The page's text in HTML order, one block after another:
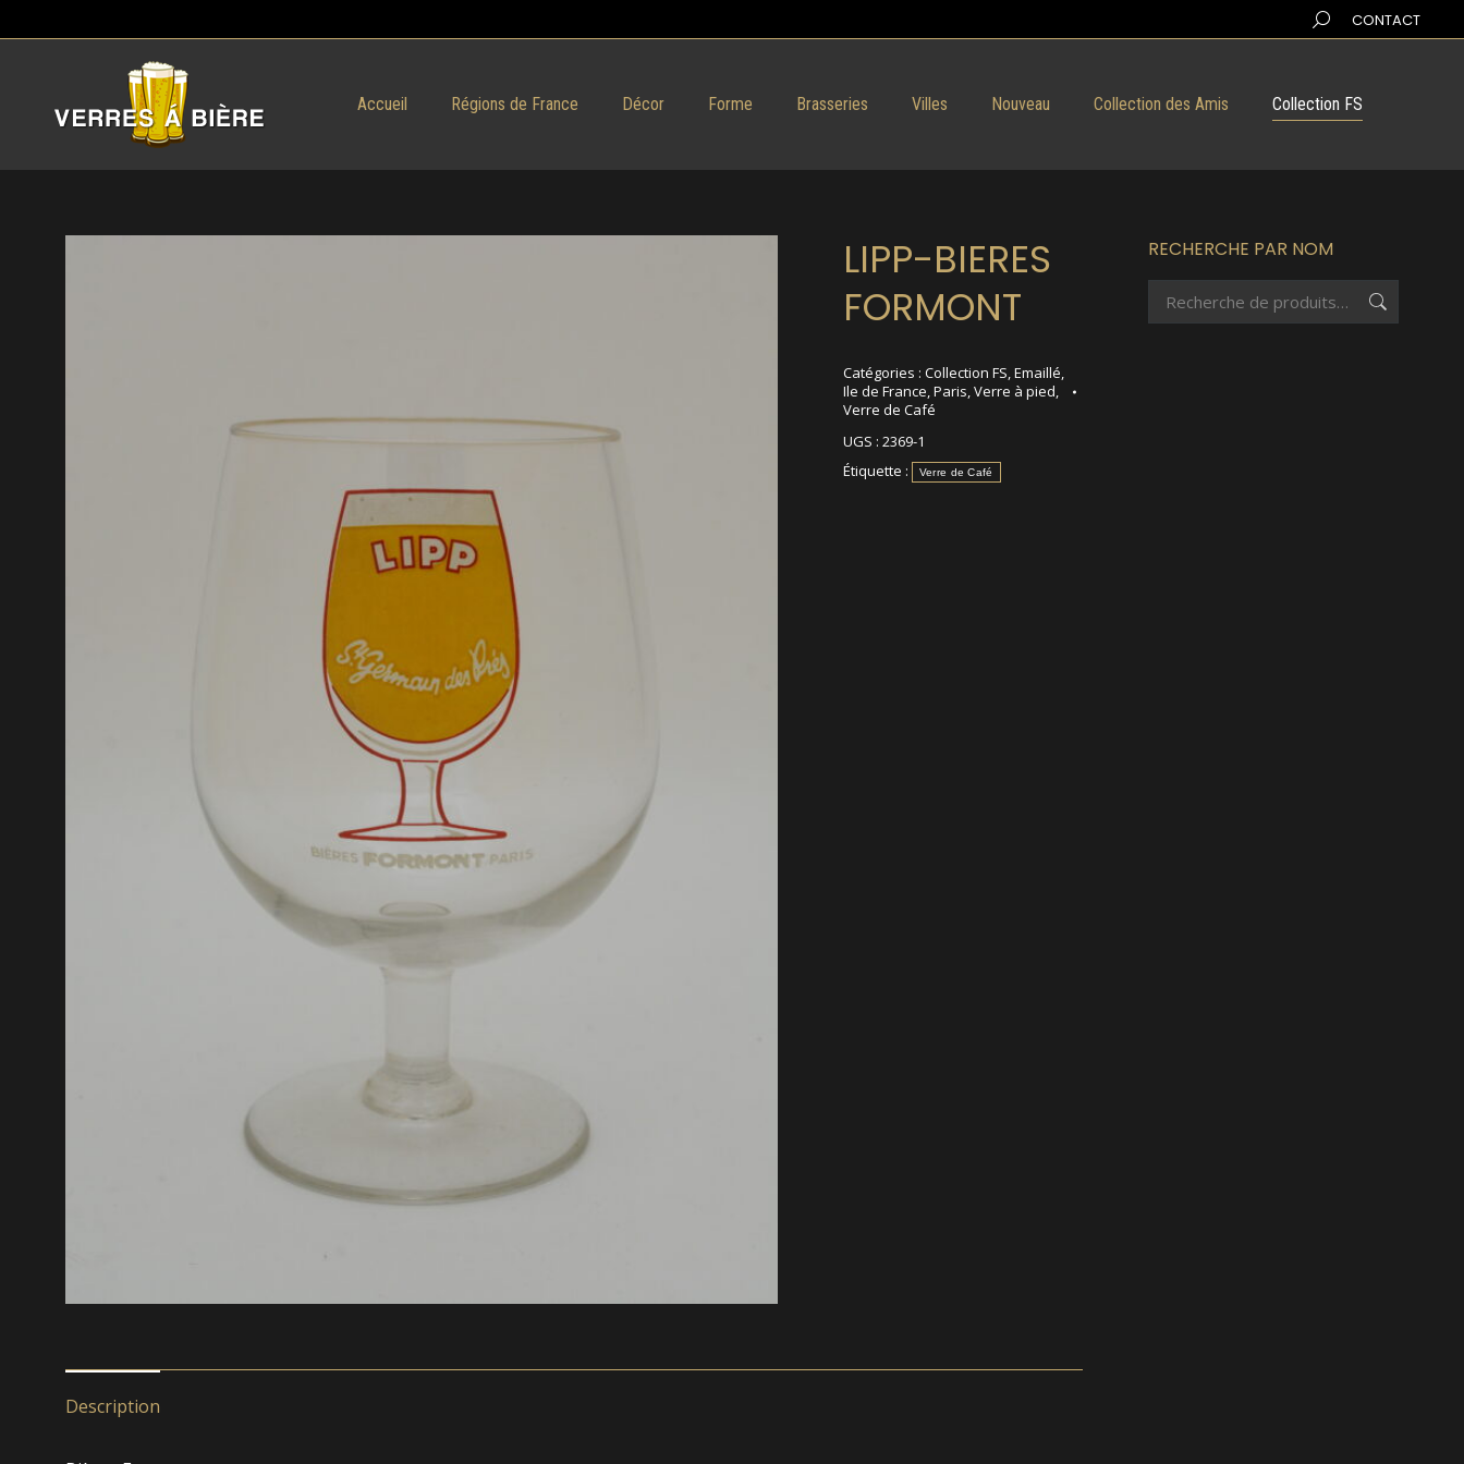
Search:CONTACT
Accueil Régions de France Décor Forme Brasseries Villes Nouveau Collection des Amis Collection FS
LIPP-BIERES
FORMONT
Catégories : Collection FS,Emaillé,
Ile de France,Paris,Verre à pied,
Verre de Café
UGS : 2369-1
Étiquette :
Verre de Café
Description
RECHERCHE PAR NOM